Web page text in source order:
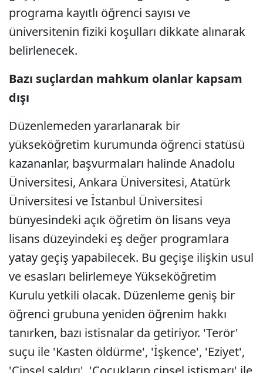
programa kayıtlı öğrenci sayısı ve
üniversitenin fiziki koşulları dikkate alınarak
belirlenecek.
Bazı suçlardan mahkum olanlar kapsam
dışı
Düzenlemeden yararlanarak bir
yükseköğretim kurumunda öğrenci statüsü
kazananlar, başvurmaları halinde Anadolu
Üniversitesi, Ankara Üniversitesi, Atatürk
Üniversitesi ve İstanbul Üniversitesi
bünyesindeki açık öğretim ön lisans veya
lisans düzeyindeki eş değer programlara
yatay geçiş yapabilecek. Bu geçişe ilişkin usul
ve esasları belirlemeye Yükseköğretim
Kurulu yetkili olacak. Düzenleme geniş bir
öğrenci grubuna yeniden öğrenim hakkı
tanırken, bazı istisnalar da getiriyor. 'Terör'
suçu ile 'Kasten öldürme', 'İşkence', 'Eziyet',